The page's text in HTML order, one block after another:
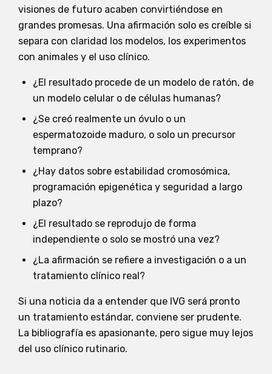
visiones de futuro acaben convirtiéndose en
grandes promesas. Una afirmación solo es creíble si
separa con claridad los modelos, los experimentos
con animales y el uso clínico.
¿El resultado procede de un modelo de ratón, de
un modelo celular o de células humanas?
¿Se creó realmente un óvulo o un
espermatozoide maduro, o solo un precursor
temprano?
¿Hay datos sobre estabilidad cromosómica,
programación epigenética y seguridad a largo
plazo?
¿El resultado se reprodujo de forma
independiente o solo se mostró una vez?
¿La afirmación se refiere a investigación o a un
tratamiento clínico real?
Si una noticia da a entender que IVG será pronto
un tratamiento estándar, conviene ser prudente.
La bibliografía es apasionante, pero sigue muy lejos
del uso clínico rutinario.